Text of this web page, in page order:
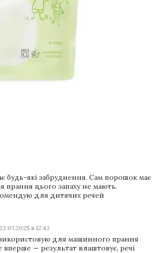
будь-які забруднення. Сам порошок має
прання цього запаху не мають.
для дитячих речей
22.07.2025 в 12:42
для машинного прання
— результат влаштовує, речі